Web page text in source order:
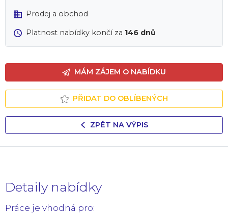
Prodej a obchod
Platnost nabídky končí za 146 dnů
MÁM ZÁJEM O NABÍDKU
PŘIDAT DO OBLÍBENÝCH
ZPĚT NA VÝPIS
Detaily nabídky
Práce je vhodná pro: